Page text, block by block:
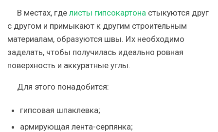
В местах, где листы гипсокартона стыкуются друг
с другом и примыкают к другим строительным
материалам, образуются швы. Их необходимо
заделать, чтобы получилась идеально ровная
поверхность и аккуратные углы.
Для этого понадобится:
гипсовая шпаклевка;
армирующая лента-серпянка;